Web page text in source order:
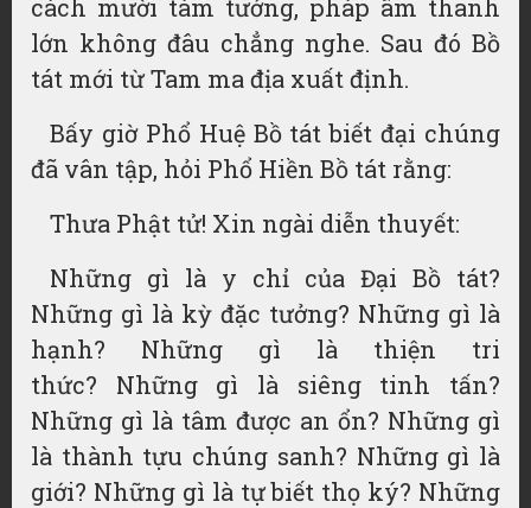
cách mười tám tướng, pháp âm thanh
lớn không đâu chẳng nghe. Sau đó Bồ
tát mới từ Tam ma địa xuất định.
Bấy giờ Phổ Huệ Bồ tát biết đại chúng
đã vân tập, hỏi Phổ Hiền Bồ tát rằng:
Thưa Phật tử! Xin ngài diễn thuyết:
Những gì là y chỉ của Đại Bồ tát?
Những gì là kỳ đặc tưởng? Những gì là
hạnh? Những gì là thiện tri
thức? Những gì là siêng tinh tấn?
Những gì là tâm được an ổn? Những gì
là thành tựu chúng sanh? Những gì là
giới? Những gì là tự biết thọ ký? Những